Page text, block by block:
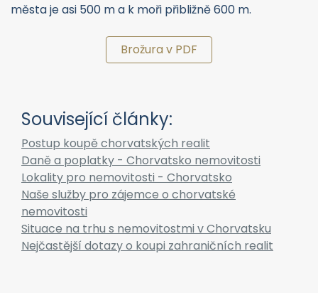
města je asi 500 m a k moři přibližně 600 m.
Brožura v PDF
Související články:
Postup koupě chorvatských realit
Daně a poplatky - Chorvatsko nemovitosti
Lokality pro nemovitosti - Chorvatsko
Naše služby pro zájemce o chorvatské
nemovitosti
Situace na trhu s nemovitostmi v Chorvatsku
Nejčastější dotazy o koupi zahraničních realit